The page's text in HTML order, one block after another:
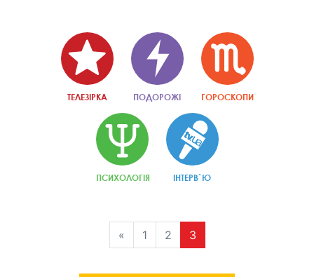
ТЕЛЕЗІРКА ПОДОРОЖІ ГОРОСКОПИ
ПСИХОЛОГІЯ ІНТЕРВ`Ю
« 1 2 3